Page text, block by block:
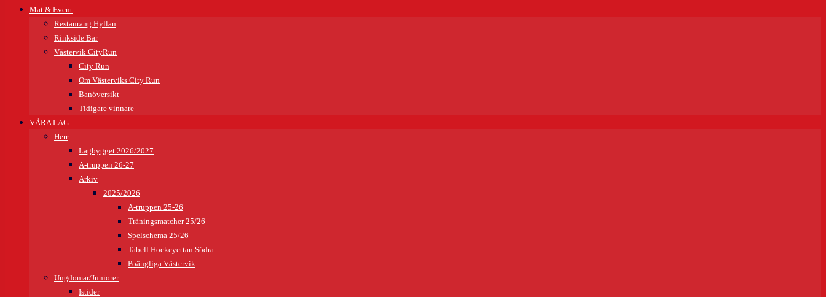
Mat & Event
Restaurang Hyllan
Rinkside Bar
Västervik CityRun
City Run
Om Västerviks City Run
Banöversikt
Tidigare vinnare
VÅRA LAG
Herr
Lagbygget 2026/2027
A-truppen 26-27
Arkiv
2025/2026
A-truppen 25-26
Träningsmatcher 25/26
Spelschema 25/26
Tabell Hockeyettan Södra
Poängliga Västervik
Ungdomar/Juniorer
Istider